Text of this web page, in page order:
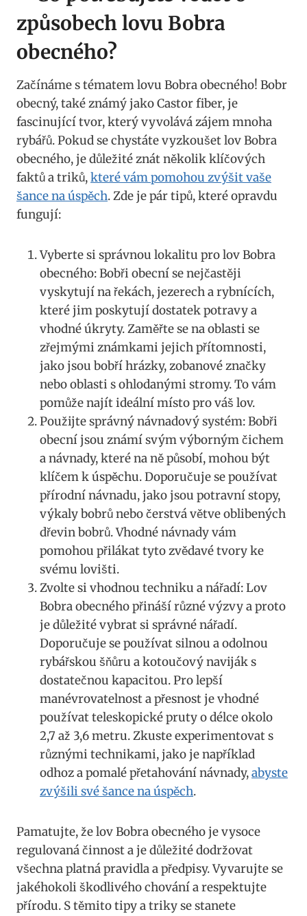
⁤způsobech⁢ lovu Bobra
obecného?
Začínáme s ‌tématem lovu‍ Bobra obecného! Bobr
obecný, také ⁣známý jako Castor fiber, je
fascinující tvor, který vyvolává ⁢zájem mnoha
rybářů.⁣ Pokud ⁣se⁤ chystáte vyzkoušet lov Bobra
obecného, je​ důležité⁣ znát několik klíčových
faktů a‍ triků,které vám ⁢pomohou ⁣zvýšit vaše
šance na úspěch. Zde je pár tipů, které opravdu
‍fungují:
Vyberte ⁤si správnou ⁤lokalitu pro lov Bobra
obecného: Bobři obecní se nejčastěji
vyskytují na řekách, jezerech a rybnících,
které jim poskytují dostatek potravy a
vhodné úkryty. Zaměřte se na oblasti ⁢se
zřejmými známkami jejich přítomnosti,
jako‍ jsou⁣ bobří ⁣hrázky, zobanové‌ značky
nebo oblasti s ⁢ohlodanými stromy.⁢ To vám
pomůže ⁤najít ideální místo pro‌ váš ⁣lov.
Použijte správný návnadový systém: Bobři
obecní jsou známí svým výborným čichem
a návnady,⁣ které na ně působí, mohou⁢ být
klíčem k úspěchu. Doporučuje se⁢ používat⁣
přírodní⁣ návnadu, jako jsou‍ potravní stopy,
výkaly bobrů nebo čerstvá větve oblibených
‌dřevin bobrů. Vhodné návnady vám
pomohou přilákat‌ tyto zvědavé tvory ke
svému lovišti.
Zvolte si ⁣vhodnou techniku a nářadí: Lov
Bobra obecného‍ přináší ​různé výzvy a proto
je důležité ⁣vybrat si správné nářadí.‌
Doporučuje se používat silnou a odolnou
‍rybářskou šňůru⁢ a ​kotoučový naviják s
dostatečnou ​kapacitou. Pro⁣ lepší
manévrovatelnost a přesnost je ‌vhodné
používat ⁢teleskopické pruty o⁢ délce okolo
2,7 až 3,6 metru. Zkuste experimentovat s
různými technikami, jako je například
odhoz‌ a pomalé přetahování návnady,abyste
zvýšili své šance na⁣ úspěch.
Pamatujte, že lov Bobra ‍obecného⁣ je vysoce
regulovaná‍ činnost a je‍ důležité‍ dodržovat
všechna ‍platná pravidla a ‍předpisy. Vyvarujte se
jakéhokoli škodlivého chování a respektujte
přírodu. S těmito tipy a triky se stanete